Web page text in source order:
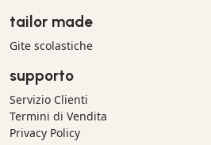
tailor made
Gite scolastiche
supporto
Servizio Clienti
Termini di Vendita
Privacy Policy